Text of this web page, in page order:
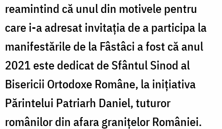
reamintind că unul din motivele pentru
care i-a adresat invitația de a participa la
manifestările de la Fâstâci a fost că anul
2021 este dedicat de Sfântul Sinod al
Bisericii Ortodoxe Române, la inițiativa
Părintelui Patriarh Daniel, tuturor
românilor din afara granițelor României.